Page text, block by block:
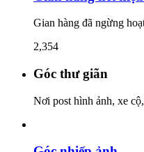
Gian hàng đã ngừng
2,354
Góc thư giãn
Nơi post hình ảnh, xe